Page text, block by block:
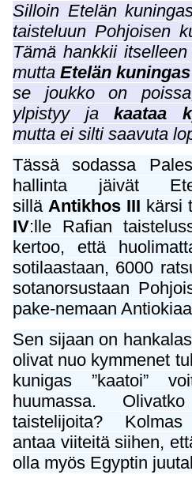
Silloin Etelän
taisteluun Pohjoisen
Tämä hankkii
muttaEtelän
se joukko on
ylpistyy jakaataa
mutta ei silti saavuta
Tässä sodassa
hallinta jäivät
silläAntikhos III kärsi
IV:lle Rafian
kertoo, että
sotilaastaan, 6000
sotanorsustaan
pake-nemaan
Sen sijaan on
olivat nuo kymmenet
kunigas ”kaatoi”
huumassa.
taistelijoita? Kolmas
antaa viiteitä siihen,
olla myös Egyptin